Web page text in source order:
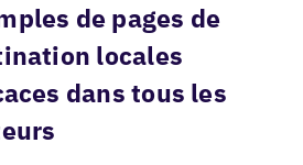
de pages de
locales
dans tous les